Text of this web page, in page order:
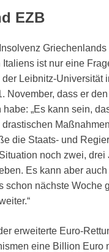
EZB
ist nur eine
der Leibnitz-Universität
November, dass er
„Es kann sein,
die Staats- und
noch zwei, drei
Es kann aber
schon nächste Woche
erweiterte Euro-
eine Billion Euro